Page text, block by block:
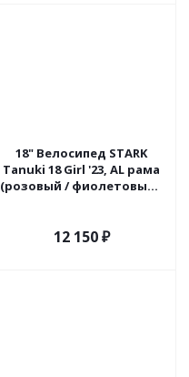
18" Велосипед STARK
Tanuki 18 Girl '23, AL рама
(розовый / фиолетовый /
12 150₽